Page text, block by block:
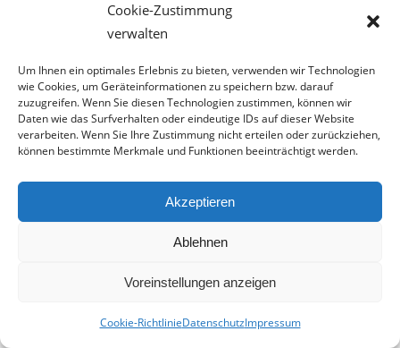
Cookie-Zustimmung
verwalten
Um Ihnen ein optimales Erlebnis zu bieten, verwenden wir Technologien
wie Cookies, um Geräteinformationen zu speichern bzw. darauf
zuzugreifen. Wenn Sie diesen Technologien zustimmen, können wir
Daten wie das Surfverhalten oder eindeutige IDs auf dieser Website
verarbeiten. Wenn Sie Ihre Zustimmung nicht erteilen oder zurückziehen,
können bestimmte Merkmale und Funktionen beeinträchtigt werden.
Akzeptieren
Ablehnen
Voreinstellungen anzeigen
Cookie-RichtlinieDatenschutzImpressum
In diesen Bereichen kommt besonders das für
Natronwasserglaszum Einsatz.
9. Eier konservieren mit
Wasserglas
Menschen sind erfinderisch. Und manche Ideen
. Wie geht es Ihnen zum Beispiel mit dem